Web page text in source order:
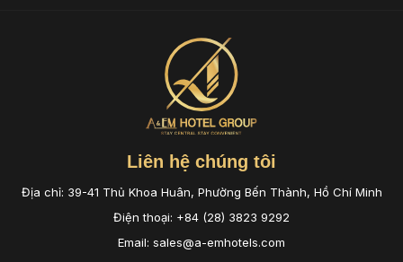
Liên hệ chúng tôi
Địa chỉ: 39-41 Thủ Khoa Huân, Phường Bến Thành, Hồ Chí Minh
Điện thoại: +84 (28) 3823 9292
Email: sales@a-emhotels.com